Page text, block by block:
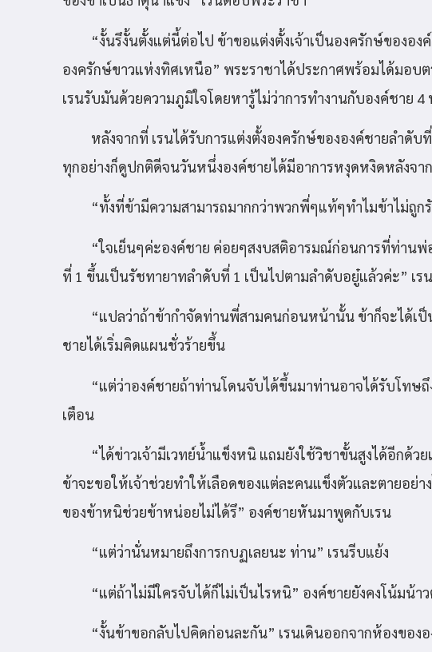
“งั้นรึงั้นตั้งแต่นี้ต่อไป ข้าขอแต่งตั้งเจ้าเป็นองครักษ์ของอ
องครักษ์ขาวแห่งทิศเหนือ” พระราชาได้ประกาศพร้อมได้มอบ
เรนรับมันด้วยความภูมิใจโดยหารู้ไม่ว่าการทำงานกับองค์ชาย 4
หลังจากที่ เรนได้รับการแต่งตั้งองครักษ์ขององค์ชายลำดับ
ทุกอย่างก็ดูปกติดีจนวันหนึ่งองค์ชายได้มีอาการหงุดหงิดหลังจ
“ทั้งที่ข้ามีความสามารถมากกว่าพวกพี่ๆแท้ๆทำไมข้าไม่ถู
“ใจเย็นๆค่ะองค์ชาย ค่อยๆสงบสติอารมณ์ก่อนการที่ท่าน
ที่ 1 ขึ้นเป็นรัชทายาทลำดับที่ 1 เป็นไปตามลำดับอยู๋แล้วค่ะ” เร
“แปลว่าถ้าข้ากำจัดท่านพี่สามคนก่อนหน้านั้น ข้าก็จะได้เ
ชายได้เริ่มคิดแผนชั่วร้ายขึ้น
“แต่ว่าองค์ชายถ้าท่านโดนจับได้ขึ้นมาท่านอาจได้รับโทษถึ
เตือน
“ได้ข่าวเจ้ามีเวทย์น้ำแข็งหนิ แถมยังใช้วิชาขั้นสูงได้อีกด้ว
ข้าจะขอให้เจ้าช่วยทำให้เลือดของแต่ละคนแข็งตัวและตายอย่า
ของข้าหนิช่วยข้าหน่อยไม่ได้รึ” องค์ชายหันมาพูดกับเรน
“แต่ว่านั่นหมายถึงการกบฏเลยนะ ท่าน” เรนรีบแย้ง
“แต่ถ้าไม่มีใครจับได้ก็ไม่เป็นไรหนิ” องค์ชายยังคงโน้มน้า
“งั้นข้าขอกลับไปคิดก่อนละกัน” เรนเดินออกจากห้องของ